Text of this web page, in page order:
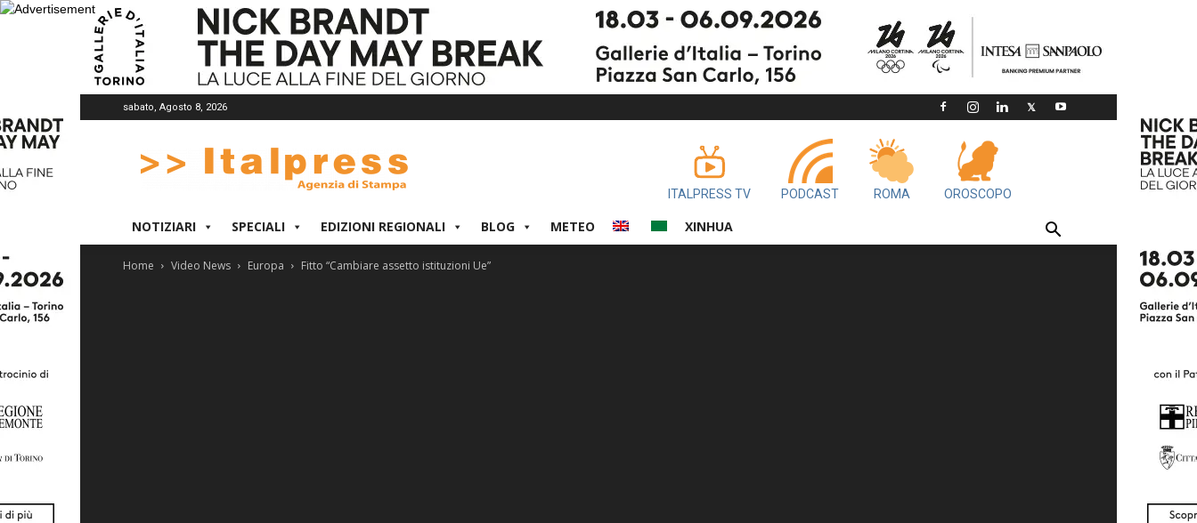
sabato, Agosto 8, 2026
ITALPRESS TV PODCAST ROMA OROSCOPO
NOTIZIARI SPECIALI EDIZIONI REGIONALI BLOG METEO XINHUA
Home Video News Europa Fitto “Cambiare assetto istituzioni Ue”